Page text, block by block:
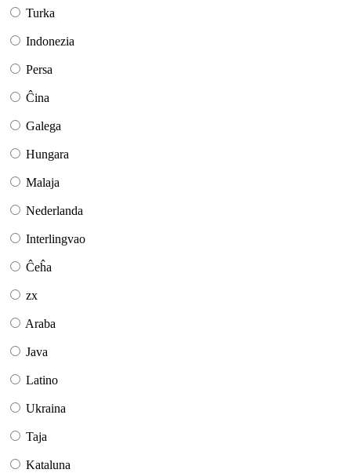
Turka
Indonezia
Persa
Ĉina
Galega
Hungara
Malaja
Nederlanda
Interlingvao
Ĉeĥa
zx
Araba
Java
Latino
Ukraina
Taja
Kataluna